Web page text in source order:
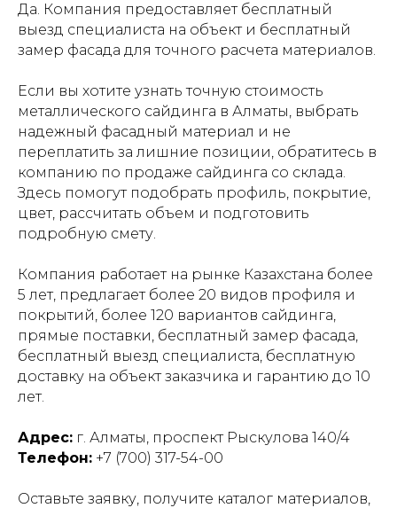
Да. Компания предоставляет бесплатный
выезд специалиста на объект и бесплатный
замер фасада для точного расчета материалов.
Если вы хотите узнать точную стоимость
металлического сайдинга в Алматы, выбрать
надежный фасадный материал и не
переплатить за лишние позиции, обратитесь в
компанию по продаже сайдинга со склада.
Здесь помогут подобрать профиль, покрытие,
цвет, рассчитать объем и подготовить
подробную смету.
Компания работает на рынке Казахстана более
5 лет, предлагает более 20 видов профиля и
покрытий, более 120 вариантов сайдинга,
прямые поставки, бесплатный замер фасада,
бесплатный выезд специалиста, бесплатную
доставку на объект заказчика и гарантию до 10
лет.
Адрес: г. Алматы, проспект Рыскулова 140/4
Телефон: +7 (700) 317-54-00
Оставьте заявку, получите каталог материалов,